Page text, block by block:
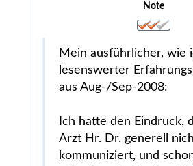
Note
Mein ausführlicher, wie
lesenswerter
aus Aug-/Sep-2008:
Ich hatte den Eindruck,
Arzt Hr. Dr. generell
kommuniziert, und